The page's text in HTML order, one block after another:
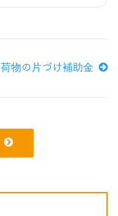
荷物の片づけ補助金